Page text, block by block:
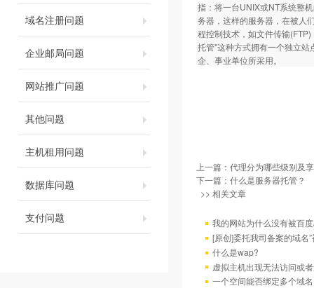
域名注册问题
企业邮局问题
网站推广问题
其他问题
主机租用问题
数据库问题
支付问题
指：将一台UNIX或NT系统整
务器，这样的服务器，在被人
程控制技术，如文件传输
托管"这种方式拥有一个独立
企、事业单位所采用。
上一篇： 代理分为哪些级别及
下一篇： 什么是服务器托管？
>> 相关文章
我的网站为什么没有被百
[原创]委托我司备案的域名
什么是wap?
虚拟主机出现无法访问或
一个空间能否绑定多个域